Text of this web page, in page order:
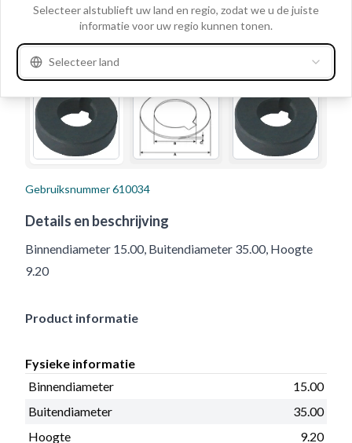
Gebruiksnummer610034
Details en beschrijving
Binnendiameter 15.00, Buitendiameter 35.00, Hoogte
9.20
Product informatie
Fysieke informatie
Binnendiameter
15.00
Buitendiameter
35.00
Hoogte
9.20
Selecteer alstublieft uw land en regio, zodat we u de juiste
informatie voor uw regio kunnen tonen.
Selecteer land